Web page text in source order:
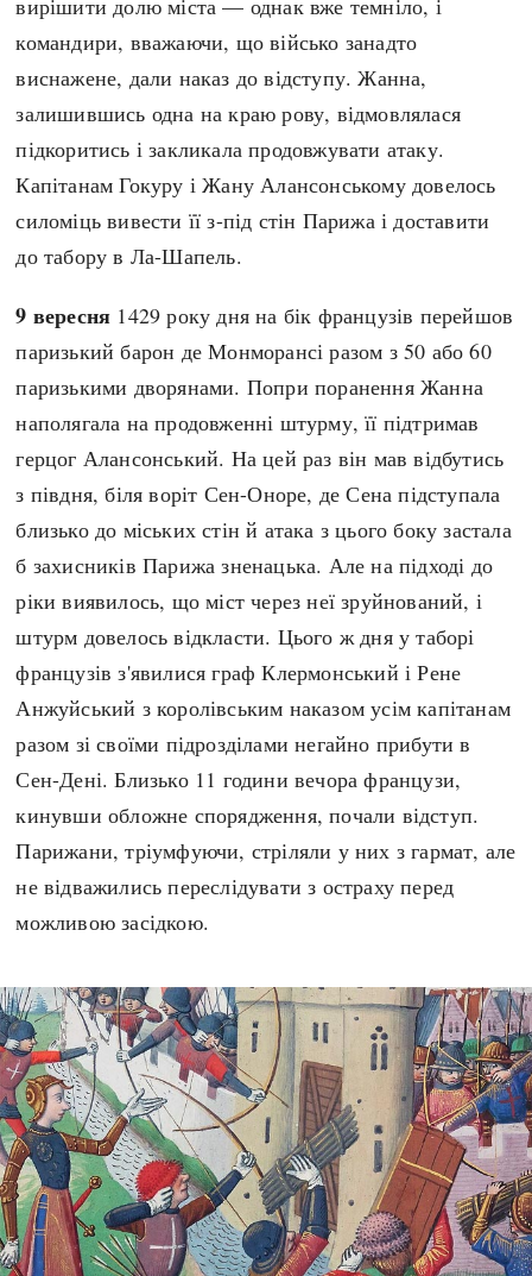
командири, вважаючи, що військо занадто
виснажене, дали наказ до відступу. Жанна,
залишившись одна на краю рову, відмовлялася
підкоритись і закликала продовжувати атаку.
Капітанам Гокуру і Жану Алансонському довелось
силоміць вивести її з-під стін Парижа і доставити
до табору в Ла-Шапель.
9 вересня 1429 року дня на бік французів перейшов
паризький барон де Монморансі разом з 50 або 60
паризькими дворянами. Попри поранення Жанна
наполягала на продовженні штурму, її підтримав
герцог Алансонський. На цей раз він мав відбутись
з півдня, біля воріт Сен-Оноре, де Сена підступала
близько до міських стін й атака з цього боку застала
б захисників Парижа зненацька. Але на підході до
ріки виявилось, що міст через неї зруйнований, і
штурм довелось відкласти. Цього ж дня у таборі
французів з'явилися граф Клермонський і Рене
Анжуйський з королівським наказом усім капітанам
разом зі своїми підрозділами негайно прибути в
Сен-Дені. Близько 11 години вечора французи,
кинувши обложне спорядження, почали відступ.
Парижани, тріумфуючи, стріляли у них з гармат, але
не відважились переслідувати з остраху перед
можливою засідкою.